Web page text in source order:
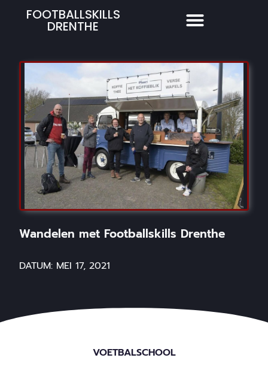
FOOTBALLSKILLS
DRENTHE
Wandelen met Footballskills Drenthe
DATUM: MEI 17, 2021
VOETBALSCHOOL